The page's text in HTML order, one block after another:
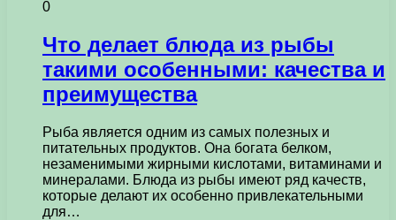
0
Что делает блюда из рыбы
такими особенными: качества и
преимущества
Рыба является одним из самых полезных и
питательных продуктов. Она богата белком,
незаменимыми жирными кислотами, витаминами и
минералами. Блюда из рыбы имеют ряд качеств,
которые делают их особенно привлекательными
для…